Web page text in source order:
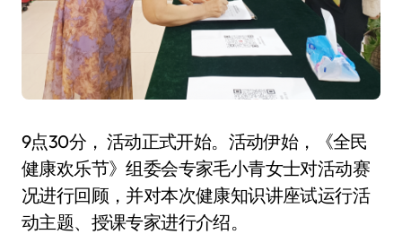
9点30分， 活动正式开始。活动伊始，《全民
健康欢乐节》组委会专家毛小青女士对活动赛
况进行回顾，并对本次健康知识讲座试运行活
动主题、授课专家进行介绍。